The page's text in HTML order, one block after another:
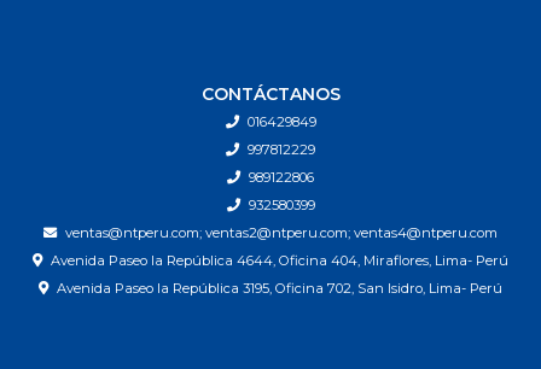
CONTÁCTANOS
016429849
997812229
989122806
932580399
ventas@ntperu.com; ventas2@ntperu.com; ventas4@ntperu.com
Avenida Paseo la República 4644, Oficina 404, Miraflores, Lima- Perú
Avenida Paseo la República 3195, Oficina 702, San Isidro, Lima- Perú